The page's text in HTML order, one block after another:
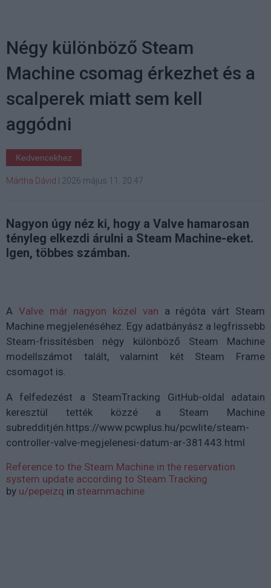
Négy különböző Steam
Machine csomag érkezhet és a
scalperek miatt sem kell
aggódni
Kedvencekhez
Mártha Dávid 2026 május 11. 20:47
Nagyon úgy néz ki, hogy a Valve hamarosan
tényleg elkezdi árulni a Steam Machine-eket.
Igen, többes számban.
A Valve már nagyon közel van a régóta várt Steam
Machine megjelenéséhez. Egy adatbányász a legfrissebb
Steam-frissítésben négy különböző Steam Machine
modellszámot talált, valamint két Steam Frame
csomagot is.
A felfedezést a SteamTracking GitHub-oldal adatain
keresztül tették közzé a Steam Machine
subredditjén.https://www.pcwplus.hu/pcwlite/steam-
controller-valve-megjelenesi-datum-ar-381443.html
Reference to the Steam Machine in the reservation
system update according to Steam Tracking
by u/pepeizq in steammachine